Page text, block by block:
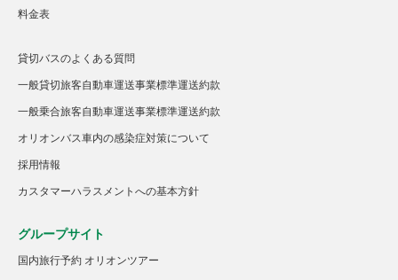
料金表
貸切バスのよくある質問
一般貸切旅客自動車運送事業標準運送約款
一般乗合旅客自動車運送事業標準運送約款
オリオンバス車内の感染症対策について
採用情報
カスタマーハラスメントへの基本方針
グループサイト
国内旅行予約 オリオンツアー